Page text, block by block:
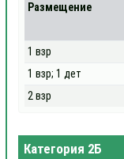
Размещение
1 взр
1 взр; 1 дет
2 взр
Категория 2Б